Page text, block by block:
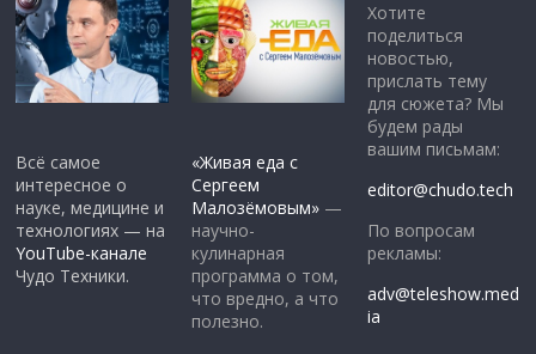
Всё самое
интересное о
науке, медицине и
технологиях — на
YouTube-канале
Чудо Техники.
«Живая еда с
Сергеем
Малозёмовым» —
научно-
кулинарная
программа о том,
что вредно, а что
полезно.
Хотите
поделиться
новостью,
прислать тему
для сюжета? Мы
будем рады
вашим письмам:
editor@chudo.tech
По вопросам
рекламы:
adv@teleshow.med
ia